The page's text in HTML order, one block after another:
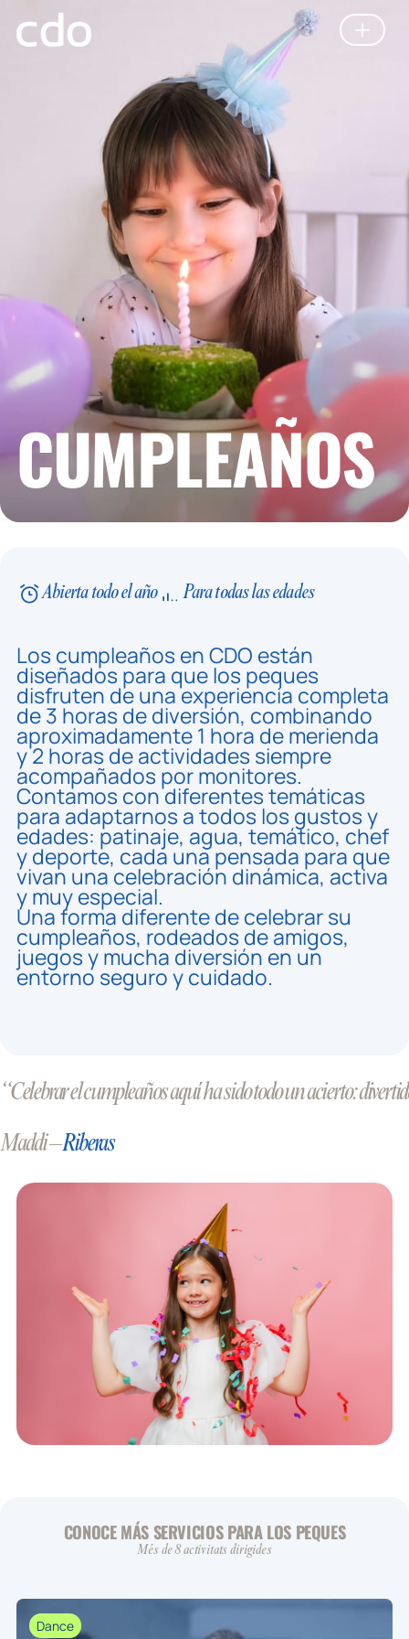
CUMPLEAÑOS
Abierta todo el año Para todas las edades
Los cumpleaños en CDO están
diseñados para que los peques
disfruten de una experiencia completa
de 3 horas de diversión, combinando
aproximadamente 1 hora de merienda
y 2 horas de actividades siempre
acompañados por monitores.
Contamos con diferentes temáticas
para adaptarnos a todos los gustos y
edades: patinaje, agua, temático, chef
y deporte, cada una pensada para que
vivan una celebración dinámica, activa
y muy especial.
Una forma diferente de celebrar su
cumpleaños, rodeados de amigos,
juegos y mucha diversión en un
entorno seguro y cuidado.
“Celebrar el cumpleaños aquí ha sido todo un acierto:
Maddi –Riberas
CONOCE MÁS SERVICIOS PARA LOS PEQUES
Més de 8 activitats dirigides
Dance